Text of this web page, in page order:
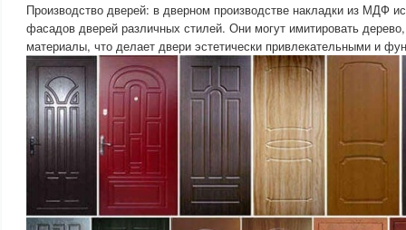
Производство дверей: в дверном производстве накладки из МДФ
фасадов дверей различных стилей. Они могут имитировать
материалы, что делает двери эстетически привлекательными и